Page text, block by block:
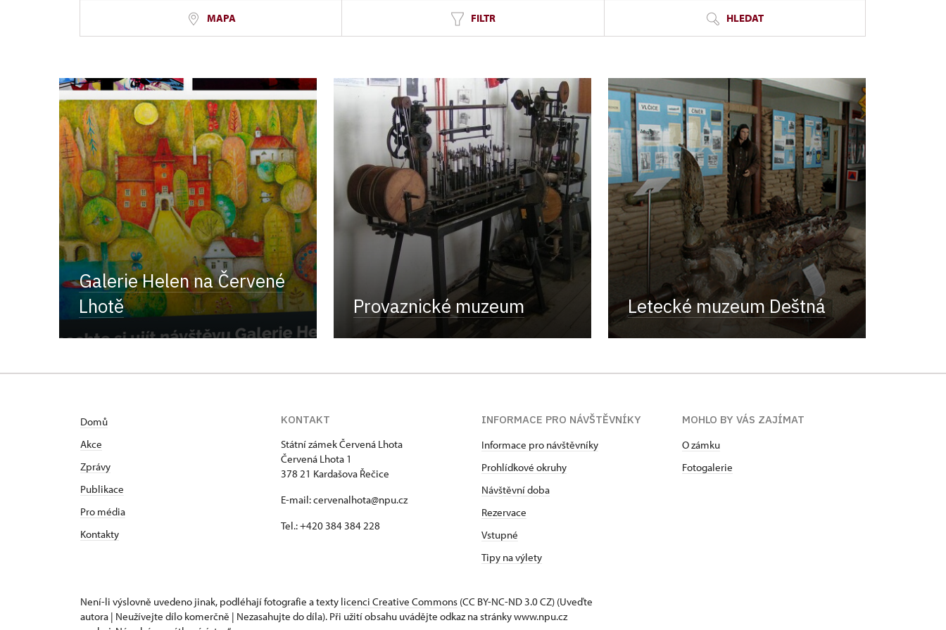
MAPA FILTR HLEDAT
Galerie Helen na Červené
Lhotě
Provaznické muzeum Letecké muzeum Deštná
Domů
Akce
Zprávy
Publikace
Pro média
Kontakty
KONTAKT
Státní zámek Červená Lhota
Červená Lhota 1
378 21 Kardašova Řečice
E-mail: cervenalhota@npu.cz
Tel.: +420 384 384 228
INFORMACE PRO NÁVŠTĚVNÍKY
Informace pro návštěvníky
Prohlídkové okruhy
Návštěvní doba
Rezervace
Vstupné
Tipy na výlety
MOHLO BY VÁS ZAJÍMAT
O zámku
Fotogalerie
Není-li výslovně uvedeno jinak, podléhají fotografie a texty licenci Creative Commons (CC BY-NC-ND 3.0 CZ) (Uveďte
autora | Neužívejte dílo komerčně | Nezasahujte do díla). Při užití obsahu uvádějte odkaz na stránky www.npu.cz